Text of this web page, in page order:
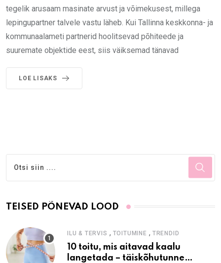
tegelik arusaam masinate arvust ja võimekusest, millega
lepingupartner talvele vastu läheb. Kui Tallinna keskkonna- ja
kommunaalameti partnerid hoolitsevad põhiteede ja
suuremate objektide eest, siis väiksemad tänavad
LOE LISAKS
TEISED PÕNEVAD LOOD
ILU & TERVIS , TOITUMINE , TRENDID
10 toitu, mis aitavad kaalu
langetada – täiskõhutunne